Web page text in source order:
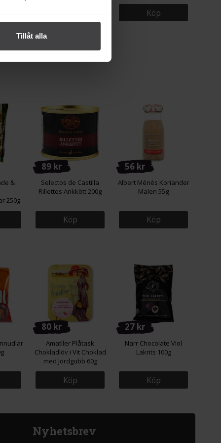
Tillåt alla
Köp
&
250g
89 kr
Selectos de Castilla
Rillettes Ankkött 200g
Köp
56 kr
Albert Ménès Koriander
Malen 55g
Köp
80 kr
Amatller Plåtask
Chokladlöv i Vit Choklad
med Jordgubb 60g
Köp
27 kr
Narr Chocolate Viol
Lakrits 100g
Köp
Nyhetsbrev